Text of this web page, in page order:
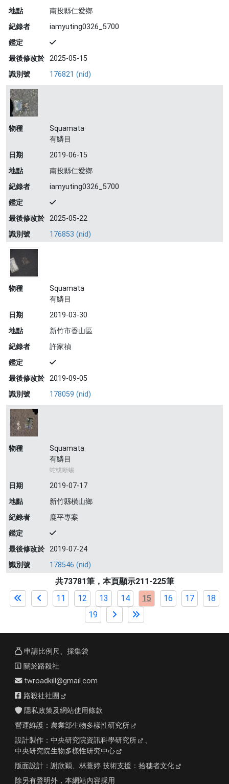
地點
南投縣仁愛鄉
紀錄者
iamyuting0326_5700
鑑定
最後修改於 2025-05-15
識別號
176821 (nid)
物種
Squamata
有鱗目
日期
2019-06-15
地點
南投縣仁愛鄉
紀錄者
iamyuting0326_5700
鑑定
最後修改於 2025-05-22
識別號
176853 (nid)
物種
Squamata
有鱗目
日期
2019-03-30
地點
新竹市香山區
紀錄者
許家禎
鑑定
最後修改於 2019-09-05
識別號
178059 (nid)
物種
Squamata
有鱗目
蛇或蜥蜴
日期
2019-07-17
地點
新竹縣橫山鄉
紀錄者
鹿平專案
鑑定
最後修改於 2019-07-24
識別號
178546 (nid)
共73781筆，本頁顯示211-225筆
11
12 13 14 15 16 17
18
19
申請比例尺、採集袋
關於路殺社
twroadkill@gmail.com
路殺社社團
隱私政策及網站使用條款
營運維護： 農業部生物多樣性研究所
設計製作： 中央研究院資訊科學研究所
、
中央研究院生物多樣性研究中心
版面設計： 謝欣穎、林薏婷 技術支援： 拾穗者文化
除另有聲明外，本網站內容採用